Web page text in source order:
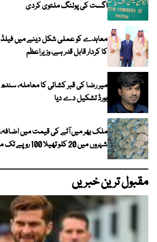
اگست کی پولنگ ملتوی کردی
معاہدے کو عملی شکل دینے میں
کا کردار قابل قدر ہے، وزیراعظم
میر رضا کی قبر کشائی کا معاملہ،
بورڈ تشکیل دے دیا
ملک بھر میں آٹے کی قیمت میں
شہروں میں 20 کلو تھیلا 100 روپے تک مہنگا
مقبول ترین خبریں